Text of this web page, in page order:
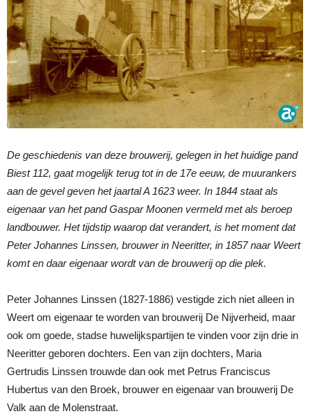
De geschiedenis van deze brouwerij, gelegen in het huidige pand
Biest 112, gaat mogelijk terug tot in de 17e eeuw, de muurankers
aan de gevel geven het jaartal A 1623 weer. In 1844 staat als
eigenaar van het pand Gaspar Moonen vermeld met als beroep
landbouwer. Het tijdstip waarop dat verandert, is het moment dat
Peter Johannes Linssen, brouwer in Neeritter, in 1857 naar Weert
komt en daar eigenaar wordt van de brouwerij op die plek.
Peter Johannes Linssen (1827-1886) vestigde zich niet alleen in
Weert om eigenaar te worden van brouwerij De Nijverheid, maar
ook om goede, stadse huwelijkspartijen te vinden voor zijn drie in
Neeritter geboren dochters. Een van zijn dochters, Maria
Gertrudis Linssen trouwde dan ook met Petrus Franciscus
Hubertus van den Broek, brouwer en eigenaar van brouwerij De
Valk aan de Molenstraat.